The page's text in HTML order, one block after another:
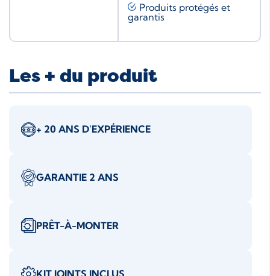
Produits protégés et
garantis
Les + du produit
+ 20 ANS D'EXPÉRIENCE
GARANTIE 2 ANS
PRÊT-À-MONTER